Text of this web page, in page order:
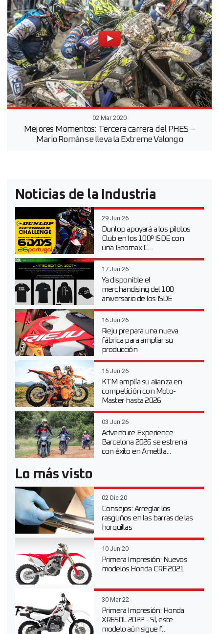
02 Mar 2020
Mejores Momentos: Tercera carrera del PHES –
Mario Román se lleva la Extreme Valongo
Noticias de la Industria
29 Jun 26
Dunlop apoyará a los pilotos
Club en los 100º ISDE con
una Geomax C...
17 Jun 26
Ya disponible el
merchandising del 100
aniversario de los ISDE
16 Jun 26
Rieju prepara una nueva
fábrica para ampliar su
producción
15 Jun 26
KTM amplía su alianza en
competición con Moto-
Master hasta 2026
03 Jun 26
Adventure Experience
Barcelona 2026 se estrena
con éxito en Ametlla...
Lo más visto
02 Dic 20
Consejos: Arreglar los
rasguños en las barras de las
horquillas
10 Jun 20
Primera Impresión: Nuevos
modelos Honda CRF 2021
30 Mar 22
Primera Impresión: Honda
XR650L 2022 - Sí, este
modelo aún sigue f...